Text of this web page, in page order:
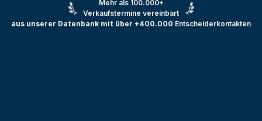
Mehr als 100.000+
Verkaufstermine vereinbart
aus unserer Datenbank mit über +400.000 Entscheiderkontakten